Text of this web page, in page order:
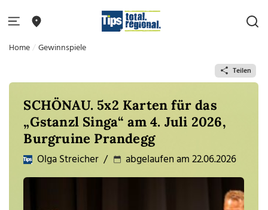
Home Gewinnspiele
Teilen
SCHÖNAU. 5x2 Karten für das
„Gstanzl Singa“ am 4. Juli 2026,
Burgruine Prandegg
Olga Streicher / abgelaufen am 22.06.2026